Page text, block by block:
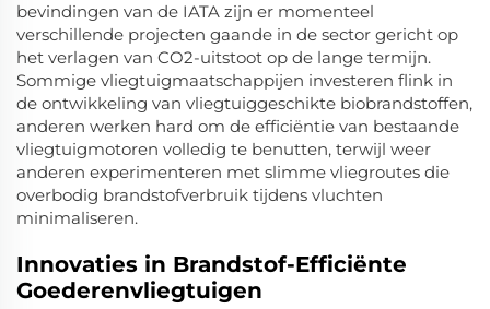
bevindingen van de IATA zijn er momenteel
verschillende projecten gaande in de sector gericht op
het verlagen van CO2-uitstoot op de lange termijn.
Sommige vliegtuigmaatschappijen investeren flink in
de ontwikkeling van vliegtuiggeschikte biobrandstoffen,
anderen werken hard om de efficiëntie van bestaande
vliegtuigmotoren volledig te benutten, terwijl weer
anderen experimenteren met slimme vliegroutes die
overbodig brandstofverbruik tijdens vluchten
minimaliseren.
Innovaties in Brandstof-Efficiënte
Goederenvliegtuigen